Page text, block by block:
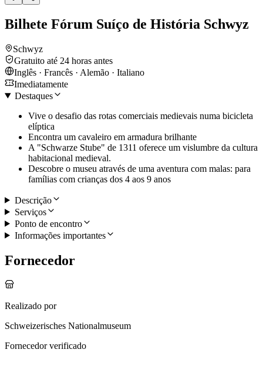
Bilhete Fórum Suíço de História Schwyz
Schwyz
Gratuito até 24 horas antes
Inglês · Francês · Alemão · Italiano
Imediatamente
Destaques
Vive o desafio das rotas comerciais medievais numa bicicleta
elíptica
Encontra um cavaleiro em armadura brilhante
A "Schwarze Stube" de 1311 oferece um vislumbre da cultura
habitacional medieval.
Descobre o museu através de uma aventura com malas: para
famílias com crianças dos 4 aos 9 anos
Descrição
Serviços
Ponto de encontro
Informações importantes
Fornecedor
Realizado por
Schweizerisches Nationalmuseum
Fornecedor verificado